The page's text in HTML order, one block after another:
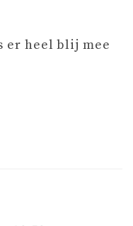
er heel blij mee